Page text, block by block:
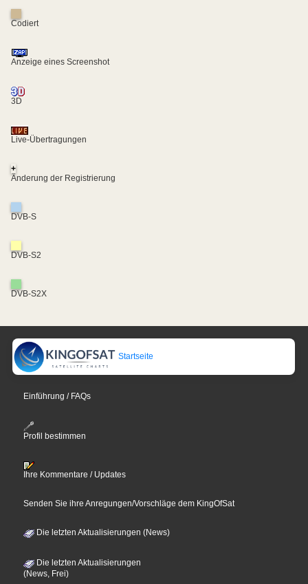
Codiert
Anzeige eines Screenshot
3D
Live-Übertragungen
+
Änderung der Registrierung
DVB-S
DVB-S2
DVB-S2X
Startseite
Einführung / FAQs
Profil bestimmen
Ihre Kommentare / Updates
Senden Sie ihre Anregungen/Vorschläge dem KingOfSat
Die letzten Aktualisierungen (News)
Die letzten Aktualisierungen
(News, Frei)